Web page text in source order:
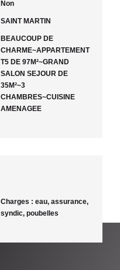
Non
SAINT MARTIN
BEAUCOUP DE
CHARME~APPARTEMENT
T5 DE 97M²~GRAND
SALON SEJOUR DE
35M²~3
CHAMBRES~CUISINE
AMENAGEE
Charges : eau, assurance,
syndic, poubelles